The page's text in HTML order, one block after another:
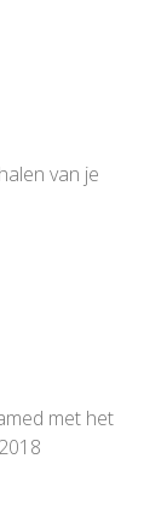
van je
met het